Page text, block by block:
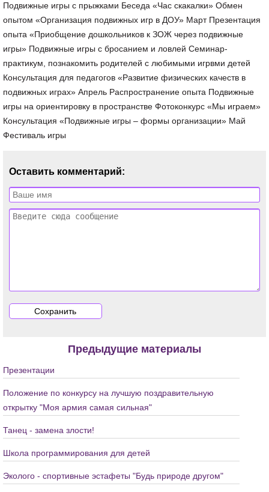
Подвижные игры с прыжками Беседа «Час скакалки» Обмен
опытом «Организация подвижных игр в ДОУ» Март Презентация
опыта «Приобщение дошкольников к ЗОЖ через подвижные
игры» Подвижные игры с бросанием и ловлей Семинар-
практикум, познакомить родителей с любимыми игрвми детей
Консультация для педагогов «Развитие физических качеств в
подвижных играх» Апрель Распространение опыта Подвижные
игры на ориентировку в пространстве Фотоконкурс «Мы играем»
Консультация «Подвижные игры – формы организации» Май
Фестиваль игры
Оставить комментарий:
Предыдущие материалы
Презентации
Положение по конкурсу на лучшую поздравительную
открытку "Моя армия самая сильная"
Танец - замена злости!
Школа программирования для детей
Эколого - спортивные эстафеты "Будь природе другом"